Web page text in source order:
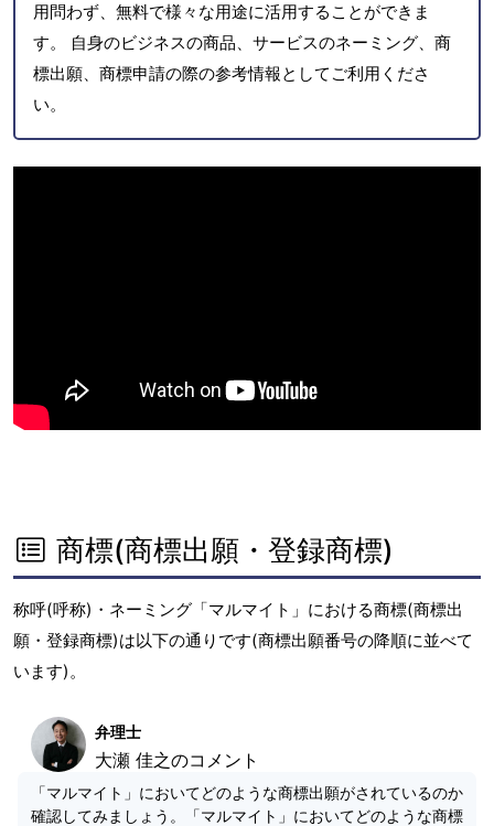
用問わず、無料で様々な用途に活用することができま
す。 自身のビジネスの商品、サービスのネーミング、商
標出願、商標申請の際の参考情報としてご利用くださ
い。
商標(商標出願・登録商標)
称呼(呼称)・ネーミング「マルマイト」における商標(商標出
願・登録商標)は以下の通りです(商標出願番号の降順に並べて
います)。
弁理士
大瀬 佳之のコメント
「マルマイト」においてどのような商標出願がされているのか
確認してみましょう。「マルマイト」においてどのような商標